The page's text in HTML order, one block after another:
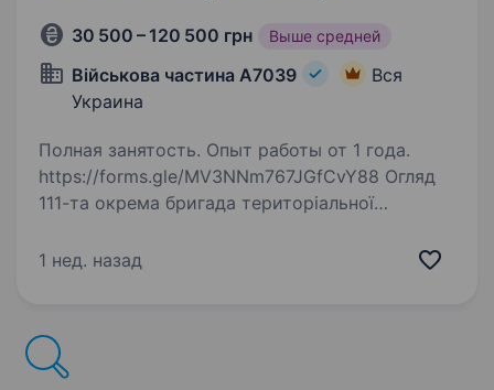
30 500 – 120 500 грн Выше средней
Військова частина А7039
Вся
Украина
Полная занятость. Опыт работы от 1 года.
https://forms.gle/MV3NNm767JGfCvY88 Огляд
111-та окрема бригада територіальної
оборони України. Обов’язки ремонт, технічне
1 нед. назад